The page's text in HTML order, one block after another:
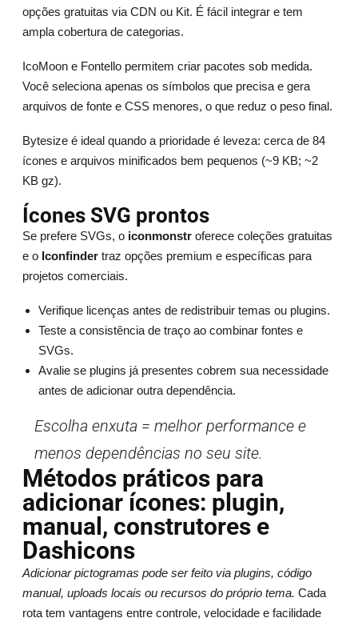
opções gratuitas via CDN ou Kit. É fácil integrar e tem
ampla cobertura de categorias.
IcoMoon e Fontello permitem criar pacotes sob medida.
Você seleciona apenas os símbolos que precisa e gera
arquivos de fonte e CSS menores, o que reduz o peso final.
Bytesize é ideal quando a prioridade é leveza: cerca de 84
ícones e arquivos minificados bem pequenos (~9 KB; ~2
KB gz).
Ícones SVG prontos
Se prefere SVGs, o iconmonstroferece coleções gratuitas
e o Iconfindertraz opções premium e específicas para
projetos comerciais.
Verifique licenças antes de redistribuir temas ou plugins.
Teste a consistência de traço ao combinar fontes e
SVGs.
Avalie se plugins já presentes cobrem sua necessidade
antes de adicionar outra dependência.
Escolha enxuta = melhor performance e
menos dependências no seu site.
Métodos práticos para
adicionar ícones: plugin,
manual, construtores e
Dashicons
Adicionar pictogramas pode ser feito via plugins, código
manual, uploads locais ou recursos do próprio tema. Cada
rota tem vantagens entre controle, velocidade e facilidade